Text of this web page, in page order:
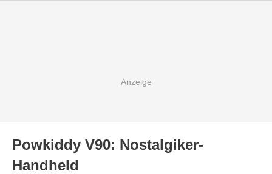
Powkiddy V90: Nostalgiker-
Handheld